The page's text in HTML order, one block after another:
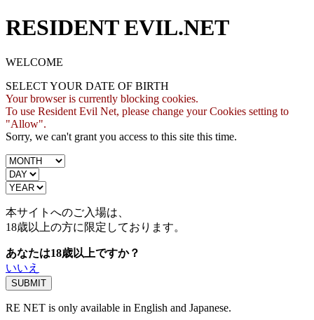
RESIDENT EVIL.NET
WELCOME
SELECT YOUR DATE OF BIRTH
Your browser is currently blocking cookies.
To use Resident Evil Net, please change your Cookies setting to
"Allow".
Sorry, we can't grant you access to this site this time.
本サイトへのご入場は、
18歳以上の方に限定しております。
あなたは18歳以上ですか？
いいえ
RE NET is only available in English and Japanese.